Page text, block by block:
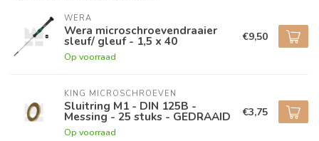
WERA
Wera microschroevendraaier
sleuf/ gleuf - 1,5 x 40
Op voorraad
€9,50
KING MICROSCHROEVEN
Sluitring M1 - DIN 125B -
Messing - 25 stuks - GEDRAAID
Op voorraad
€3,75